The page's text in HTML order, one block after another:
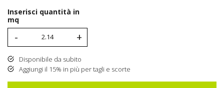
Inserisci quantità in
mq
- +
Disponibile da subito
Aggiungi il 15% in più per tagli e scorte